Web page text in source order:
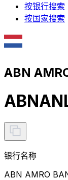
按银行搜索
按国家搜索
ABN
银行名称
ABN AMRO